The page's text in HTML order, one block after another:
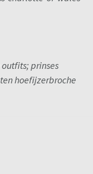
prinses
hoefijzerbroche